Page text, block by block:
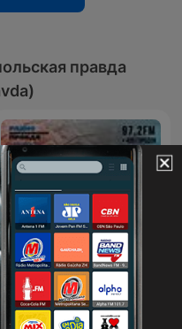
правда
Бовт и Панкин